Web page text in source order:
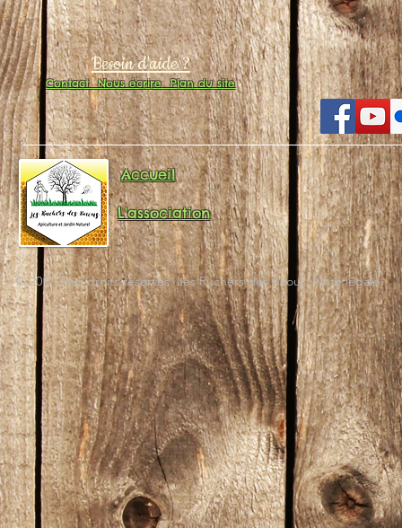
Besoin d'aide ?
ContactNous écrirePlan du site
Accueil
L'association
© 2017 Tous droits réservés. Les Ruchers des Baous. Note légale